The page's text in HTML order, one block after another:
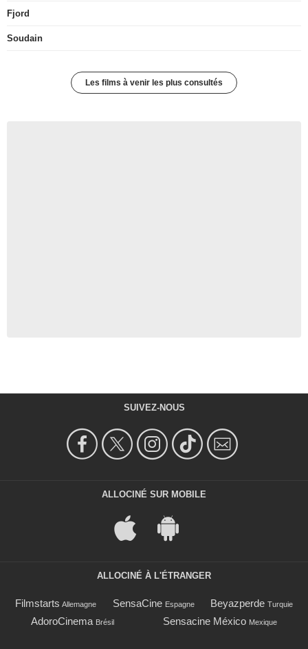
Fjord
Soudain
Les films à venir les plus consultés
SUIVEZ-NOUS
ALLOCINÉ SUR MOBILE
ALLOCINÉ À L'ÉTRANGER
Filmstarts Allemagne SensaCine Espagne Beyazperde Turquie
AdoroCinema Brésil Sensacine México Mexique